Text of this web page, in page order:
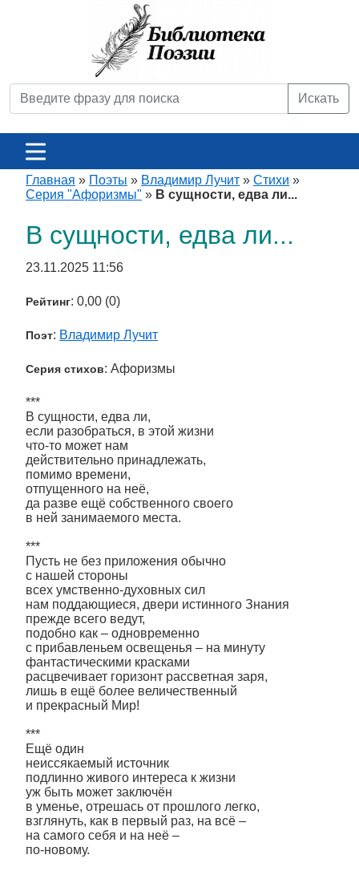
Искать
Главная » Поэты » Владимир Лучит » Стихи »
Серия "Афоризмы" » В сущности, едва ли...
В сущности, едва ли...
23.11.2025 11:56
Рейтинг: 0,00 (0)
Поэт: Владимир Лучит
Серия стихов: Афоризмы
***
В сущности, едва ли,
если разобраться, в этой жизни
что-то может нам
действительно принадлежать,
помимо времени,
отпущенного на неё,
да разве ещё собственного своего
в ней занимаемого места.
***
Пусть не без приложения обычно
с нашей стороны
всех умственно-духовных сил
нам поддающиеся, двери истинного Знания
прежде всего ведут,
подобно как – одновременно
с прибавленьем освещенья – на минуту
фантастическими красками
расцвечивает горизонт рассветная заря,
лишь в ещё более величественный
и прекрасный Мир!
***
Ещё один
неиссякаемый источник
подлинно живого интереса к жизни
уж быть может заключён
в уменье, отрешась от прошлого легко,
взглянуть, как в первый раз, на всё –
на самого себя и на неё –
по-новому.